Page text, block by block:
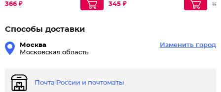
366 ₽ 345 ₽ 182
Способы доставки
Москва
Московская область
Изменить город
Почта России и почтоматы